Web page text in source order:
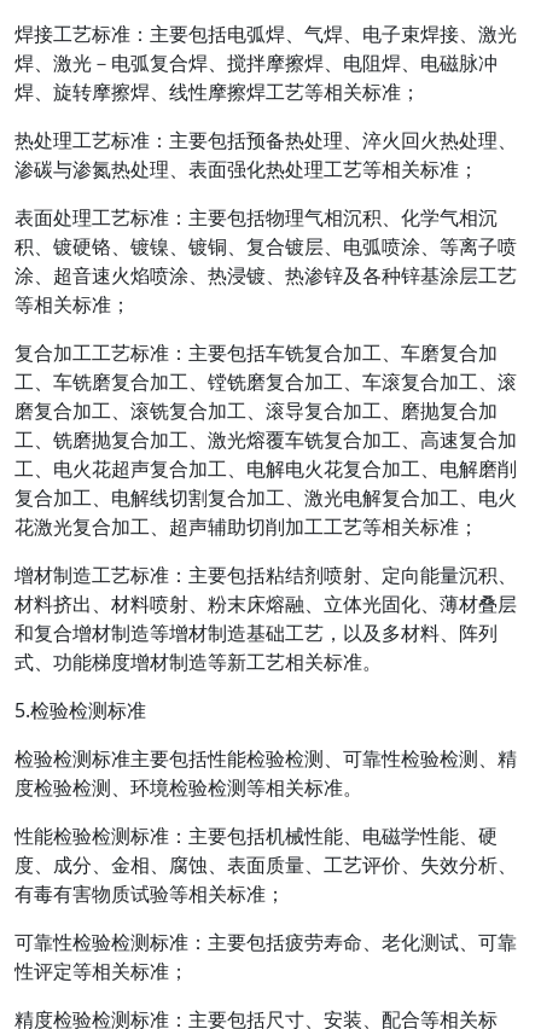
焊接工艺标准：主要包括电弧焊、气焊、电子束焊接、激光
焊、激光－电弧复合焊、搅拌摩擦焊、电阻焊、电磁脉冲
焊、旋转摩擦焊、线性摩擦焊工艺等相关标准；
热处理工艺标准：主要包括预备热处理、淬火回火热处理、
渗碳与渗氮热处理、表面强化热处理工艺等相关标准；
表面处理工艺标准：主要包括物理气相沉积、化学气相沉
积、镀硬铬、镀镍、镀铜、复合镀层、电弧喷涂、等离子喷
涂、超音速火焰喷涂、热浸镀、热渗锌及各种锌基涂层工艺
等相关标准；
复合加工工艺标准：主要包括车铣复合加工、车磨复合加
工、车铣磨复合加工、镗铣磨复合加工、车滚复合加工、滚
磨复合加工、滚铣复合加工、滚导复合加工、磨抛复合加
工、铣磨抛复合加工、激光熔覆车铣复合加工、高速复合加
工、电火花超声复合加工、电解电火花复合加工、电解磨削
复合加工、电解线切割复合加工、激光电解复合加工、电火
花激光复合加工、超声辅助切削加工工艺等相关标准；
增材制造工艺标准：主要包括粘结剂喷射、定向能量沉积、
材料挤出、材料喷射、粉末床熔融、立体光固化、薄材叠层
和复合增材制造等增材制造基础工艺，以及多材料、阵列
式、功能梯度增材制造等新工艺相关标准。
5.检验检测标准
检验检测标准主要包括性能检验检测、可靠性检验检测、精
度检验检测、环境检验检测等相关标准。
性能检验检测标准：主要包括机械性能、电磁学性能、硬
度、成分、金相、腐蚀、表面质量、工艺评价、失效分析、
有毒有害物质试验等相关标准；
可靠性检验检测标准：主要包括疲劳寿命、老化测试、可靠
性评定等相关标准；
精度检验检测标准：主要包括尺寸、安装、配合等相关标